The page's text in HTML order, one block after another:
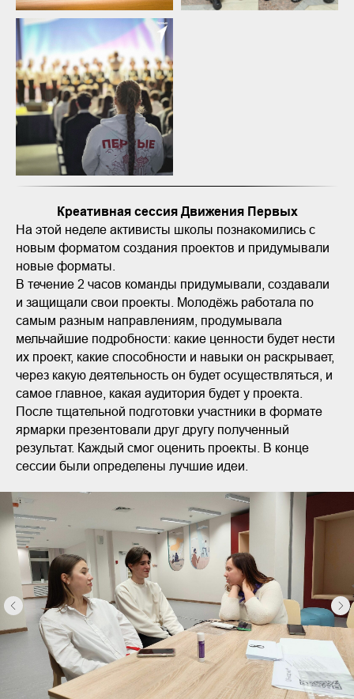
Креативная сессия Движения Первых
На этой неделе активисты школы познакомились с
новым форматом создания проектов и придумывали
новые форматы.
В течение 2 часов команды придумывали, создавали
и защищали свои проекты. Молодёжь работала по
самым разным направлениям, продумывала
мельчайшие подробности: какие ценности будет нести
их проект, какие способности и навыки он раскрывает,
через какую деятельность он будет осуществляться, и
самое главное, какая аудитория будет у проекта.
После тщательной подготовки участники в формате
ярмарки презентовали друг другу полученный
результат. Каждый смог оценить проекты. В конце
сессии были определены лучшие идеи.